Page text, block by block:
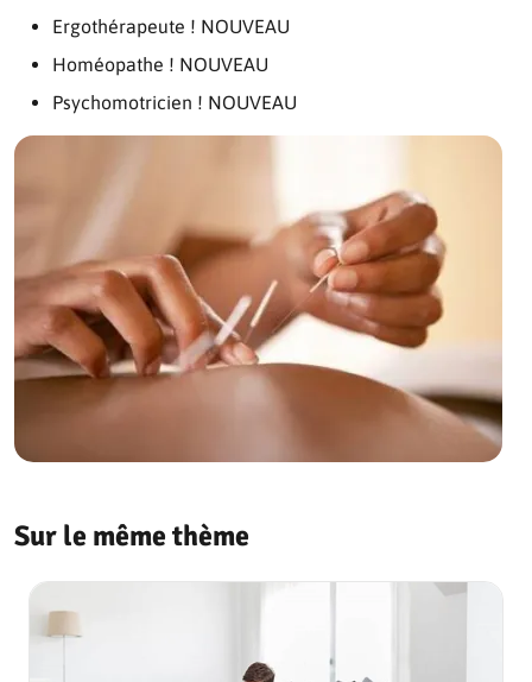
Ergothérapeute ! NOUVEAU
Homéopathe ! NOUVEAU
Psychomotricien ! NOUVEAU
Sur le même thème